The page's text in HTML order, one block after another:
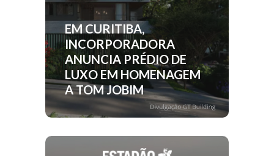
EM CURITIBA,
INCORPORADORA
ANUNCIA PRÉDIO DE
LUXO EM HOMENAGEM
A TOM JOBIM